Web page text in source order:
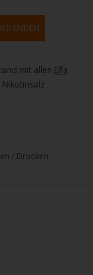
mit allen Elfa
/ Drucken